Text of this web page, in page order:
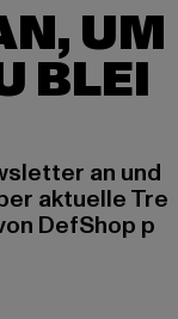
UM
BLEI
an und
aktuelle Tre
DefShop p